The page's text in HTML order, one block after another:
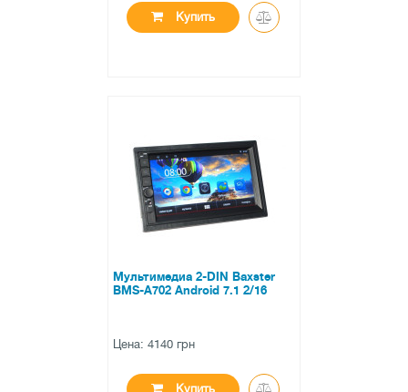
Купить
0 отзывов
Мультимедиа 2-DIN Baxster
BMS-A702 Android 7.1 2/16
Цена: 4140 грн
Купить